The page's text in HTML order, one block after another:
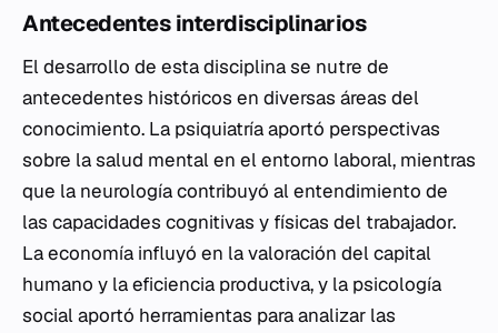
Antecedentes interdisciplinarios
El desarrollo de esta disciplina se nutre de
antecedentes históricos en diversas áreas del
conocimiento. La psiquiatría aportó perspectivas
sobre la salud mental en el entorno laboral, mientras
que la neurología contribuyó al entendimiento de
las capacidades cognitivas y físicas del trabajador.
La economía influyó en la valoración del capital
humano y la eficiencia productiva, y la psicología
social aportó herramientas para analizar las